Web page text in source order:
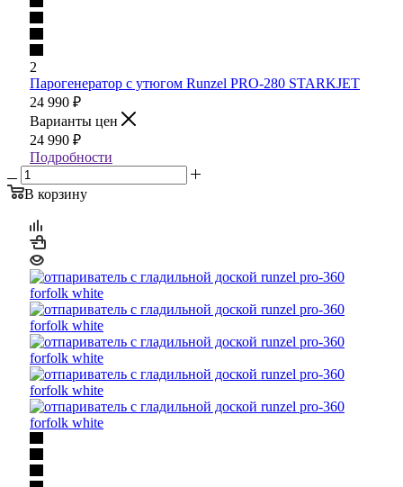
2
Парогенератор с утюгом Runzel PRO-280 STARKJET
24 990 ₽
Варианты цен
24 990 ₽
Подробности
В корзину